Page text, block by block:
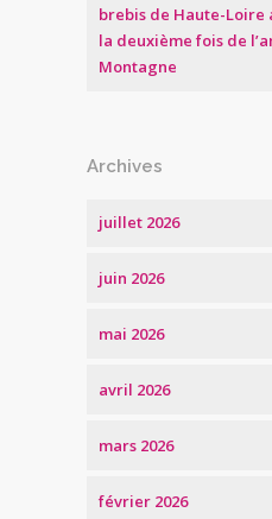
brebis de Haute-Loire
la deuxième fois de
Montagne
Archives
juillet 2026
juin 2026
mai 2026
avril 2026
mars 2026
février 2026